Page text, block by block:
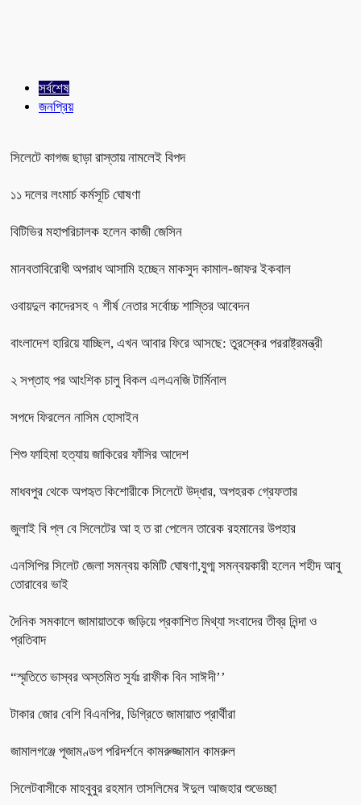
সর্বশেষ
জনপ্রিয়
সিলেটে কাগজ ছাড়া রাস্তায় নামলেই বিপদ
১১ দলের লংমার্চ কর্মসূচি ঘোষণা
বিটিভির মহাপরিচালক হলেন কাজী জেসিন
মানবতাবিরোধী অপরাধ আসামি হচ্ছেন মাকসুদ কামাল-জাফর ইকবাল
ওবায়দুল কাদেরসহ ৭ শীর্ষ নেতার সর্বোচ্চ শাস্তির আবেদন
বাংলাদেশ হারিয়ে যাচ্ছিল, এখন আবার ফিরে আসছে: তুরস্কের পররাষ্ট্রমন্ত্রী
২ সপ্তাহ পর আংশিক চালু বিকল এলএনজি টার্মিনাল
সপদে ফিরলেন নাসিম হোসাইন
শিশু ফাহিমা হত্যায় জাকিরের ফাঁসির আদেশ
মাধবপুর থেকে অপহৃত কিশোরীকে সিলেটে উদ্ধার, অপহরক গ্রেফতার
জুলাই বি প্ল বে সিলেটের আ হ ত রা পেলেন তারেক রহমানের উপহার
এনসিপির সিলেট জেলা সমন্বয় কমিটি ঘোষণা,যুগ্ম সমন্বয়কারী হলেন শহীদ আবু
তোরাবের ভাই
দৈনিক সমকালে জামায়াতকে জড়িয়ে প্রকাশিত মিথ্যা সংবাদের তীব্র নিন্দা ও
প্রতিবাদ
“স্মৃতিতে ভাস্বর অস্তমিত সূর্যঃ রাফীক বিন সাঈদী’’
টাকার জোর বেশি বিএনপির, ডিগ্রিতে জামায়াত প্রার্থীরা
জামালগঞ্জে পূজামণ্ডপ পরিদর্শনে কামরুজ্জামান কামরুল
সিলেটবাসীকে মাহবুবুর রহমান তাসলিমের ঈদুল আজহার শুভেচ্ছা